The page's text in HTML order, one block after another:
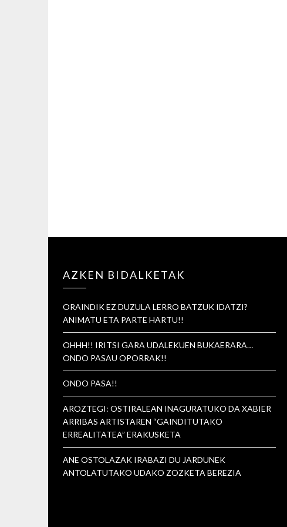
AZKEN BIDALKETAK
ORAINDIK EZ DUZULA LERRO BATZUK IDATZI?
ANIMATU ETA PARTE HARTU!!
OHHH!! IRITSI GARA UDALEKUEN BUKAERARA…
ONDO PASAU OPORRAK!!
ONDO PASA!!
AROZTEGI: OSTIRALEAN INAGURATUKO DA XABIER
ARRIBAS ARTISTAREN “GAINDITUTAKO
ERREALITATEA” ERAKUSKETA
ANE OSTOLAZAK IRABAZI DU JARDUNEK
ANTOLATUTAKO UDAKO ZOZKETA BEREZIA